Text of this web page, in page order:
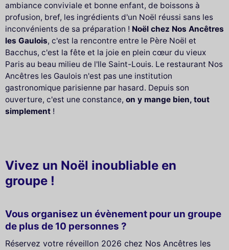
ambiance conviviale et bonne enfant, de boissons à
profusion, bref, les ingrédients d'un Noël réussi sans les
inconvénients de sa préparation ! Noël chez Nos Ancêtres
les Gaulois, c'est la rencontre entre le Père Noël et
Bacchus, c'est la fête et la joie en plein cœur du vieux
Paris au beau milieu de l'Ile Saint-Louis. Le restaurant Nos
Ancêtres les Gaulois n'est pas une institution
gastronomique parisienne par hasard. Depuis son
ouverture, c'est une constance, on y mange bien, tout
simplement !
Vivez un Noël inoubliable en
groupe !
Vous organisez un évènement pour un groupe
de plus de 10 personnes ?
Réservez votre réveillon 2026 chez Nos Ancêtres les